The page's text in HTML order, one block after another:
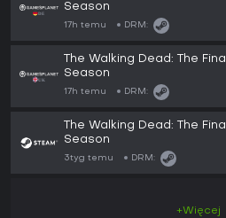
Season
17h temu DRM:
The Walking Dead: The Final
Season
17h temu DRM:
The Walking Dead: The Final
Season
3tyg temu DRM:
+Więcej